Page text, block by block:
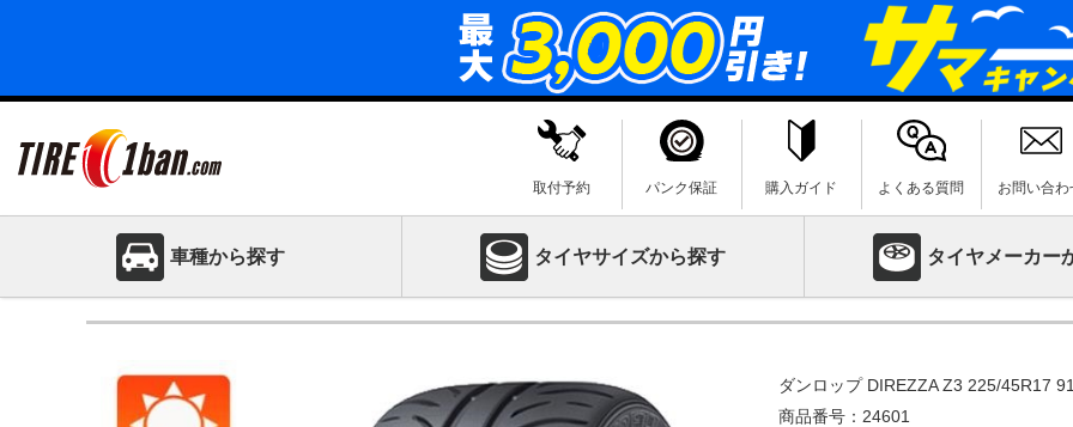
取付予約 パンク保証 購入ガイド よくある質問 お問い合わ
車種から探す タイヤサイズから探す タイヤメーカー
ダンロップ DIREZZA Z3 225/45R17
商品番号： 24601